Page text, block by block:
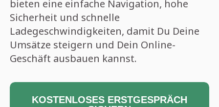
bieten eine einfache Navigation, hohe
Sicherheit und schnelle
Ladegeschwindigkeiten, damit Du Deine
Umsätze steigern und Dein Online-
Geschäft ausbauen kannst.
KOSTENLOSES ERSTGESPRÄCH